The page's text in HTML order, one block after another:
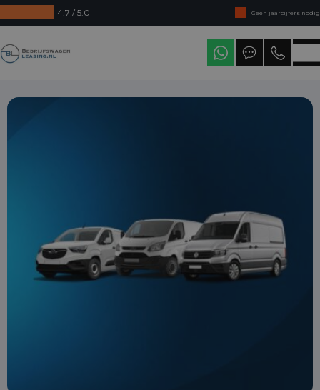
4.7 / 5.0
Geen jaarcijfers nodig
Direct uit voorraad leverbaar
Levering in heel Nederland